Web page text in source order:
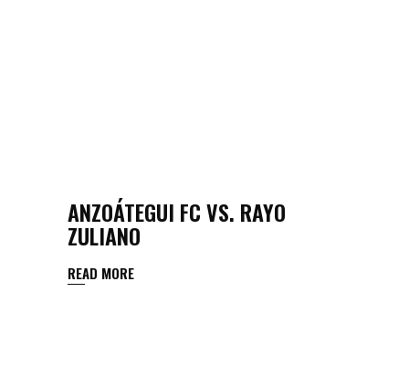
ANZOÁTEGUI FC VS. RAYO
ZULIANO
READ MORE